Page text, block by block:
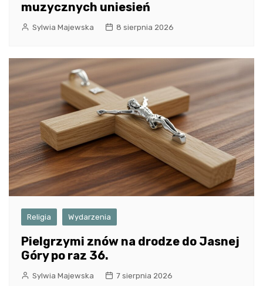
muzycznych uniesień
Sylwia Majewska 8 sierpnia 2026
Religia Wydarzenia
Pielgrzymi znów na drodze do Jasnej
Góry po raz 36.
Sylwia Majewska 7 sierpnia 2026